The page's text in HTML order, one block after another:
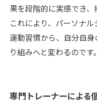
果を段階的に実感でき、
これにより、パーソナ
運動習慣から、自分自
り組みへと変わるのです。
専門トレーナーによる